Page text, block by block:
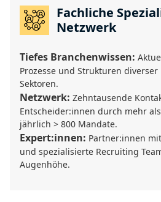
Fachliche
Netzwerk
Tiefes Branchenwissen:
Prozesse und Strukturen
Sektoren.
Netzwerk: Zehntausende
Entscheider:innen durch mehr
jährlich > 800 Mandate.
Expert:innen: Partner:innen
und spezialisierte Recruiting
Augenhöhe.